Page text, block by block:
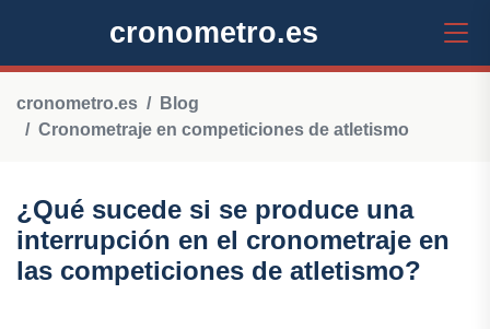
cronometro.es
cronometro.es
Blog
Cronometraje en competiciones de atletismo
¿Qué sucede si se produce una
interrupción en el cronometraje en
las competiciones de atletismo?